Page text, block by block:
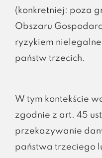
(konkretniej: poza
Obszaru
ryzykiem
państw trzecich.
W tym kontekście
zgodnie z art. 45
przekazywanie
państwa trzeciego